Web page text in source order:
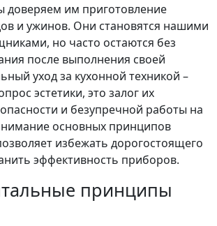
доверяем им приготовление
и ужинов. Они становятся нашими
но часто остаются без
после выполнения своей
уход за кухонной техникой –
эстетики, это залог их
и безупречной работы на
основных принципов
избежать дорогостоящего
эффективность приборов.
принципы